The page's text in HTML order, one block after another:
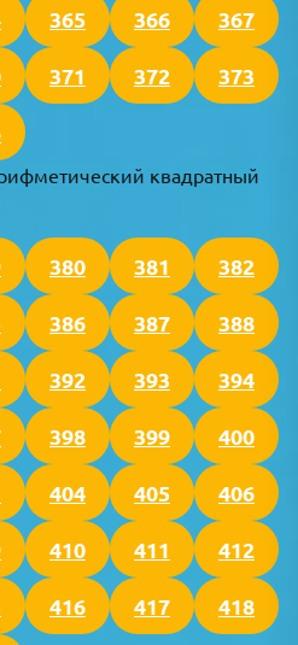
365 366 367
371 372 373
квадратный
380 381 382
386 387 388
392 393 394
398 399 400
404 405 406
410 411 412
416 417 418